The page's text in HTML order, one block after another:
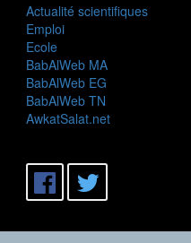
Actualité scientifiques
Emploi
Ecole
BabAlWeb MA
BabAlWeb EG
BabAlWeb TN
AwkatSalat.net